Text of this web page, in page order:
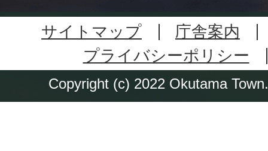
サイトマップ
庁舎案内
プライバシーポリシー
Copyright (c) 2022 Okutama